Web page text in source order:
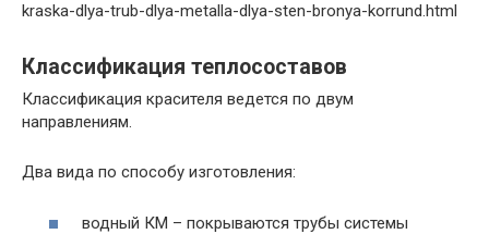
kraska-dlya-trub-dlya-metalla-dlya-sten-bronya-korrund.html
Классификация теплосоставов
Классификация красителя ведется по двум
направлениям.
Два вида по способу изготовления:
водный КМ – покрываются трубы системы